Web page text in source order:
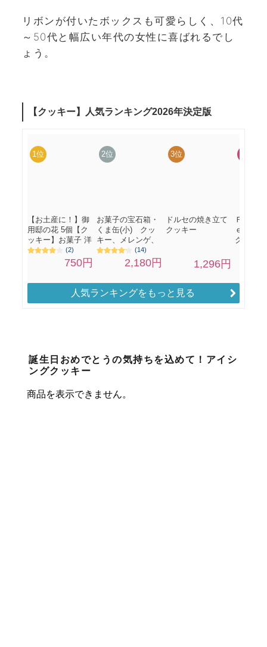
リボンが付いたボックスも可愛らしく、10代
～50代と幅広い年代の女性に喜ばれるでし
ょう。
人気ランキングをもっと見る
誕生日おめでとうの気持ちを込めて！アイシ
ングクッキー